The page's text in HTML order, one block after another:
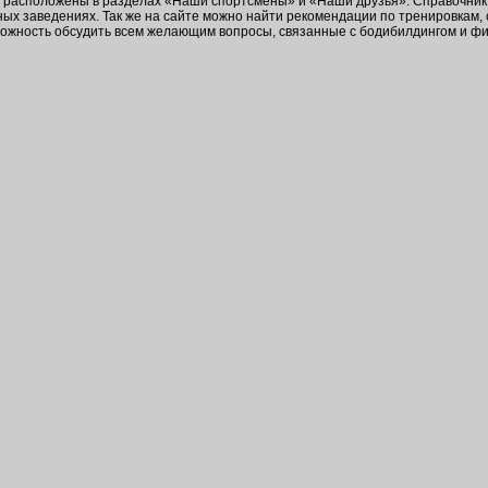
заведениях. Так же на сайте можно найти рекомендации по
обсудить всем желающим вопросы, связанные с бодибилдингом и